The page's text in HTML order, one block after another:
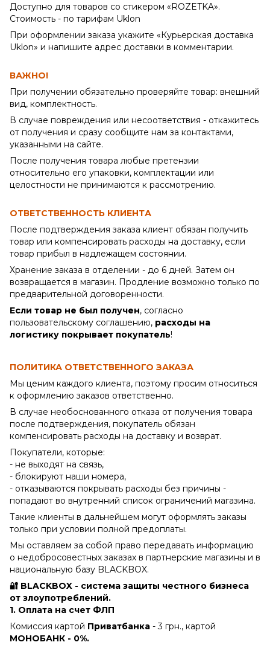
Доступно для товаров со стикером «ROZETKA».
Стоимость - по тарифам Uklon
При оформлении заказа укажите «Курьерская доставка
Uklon» и напишите адрес доставки в комментарии.
ВАЖНО!
При получении обязательно проверяйте товар: внешний
вид, комплектность.
В случае повреждения или несоответствия - откажитесь
от получения и сразу сообщите нам за контактами,
указанными на сайте.
После получения товара любые претензии
относительно его упаковки, комплектации или
целостности не принимаются к рассмотрению.
ОТВЕТСТВЕННОСТЬ КЛИЕНТА
После подтверждения заказа клиент обязан получить
товар или компенсировать расходы на доставку, если
товар прибыл в надлежащем состоянии.
Хранение заказа в отделении - до 6 дней. Затем он
возвращается в магазин. Продление возможно только по
предварительной договоренности.
Если товар не был получен, согласно
пользовательскому соглашению, расходы на
логистику покрывает покупатель!
ПОЛИТИКА ОТВЕТСТВЕННОГО ЗАКАЗА
Мы ценим каждого клиента, поэтому просим относиться
к оформлению заказов ответственно.
В случае необоснованного отказа от получения товара
после подтверждения, покупатель обязан
компенсировать расходы на доставку и возврат.
Покупатели, которые:
- не выходят на связь,
- блокируют наши номера,
- отказываются покрывать расходы без причины -
попадают во внутренний список ограничений магазина.
Такие клиенты в дальнейшем могут оформлять заказы
только при условии полной предоплаты.
Мы оставляем за собой право передавать информацию
о недобросовестных заказах в партнерские магазины и в
национальную базу BLACKBOX.
🔐 BLACKBOX - система защиты честного бизнеса
от злоупотреблений.
1. Оплата на счет ФЛП
Комиссия картой Приватбанка - 3 грн., картой
МОНОБАНК - 0%.